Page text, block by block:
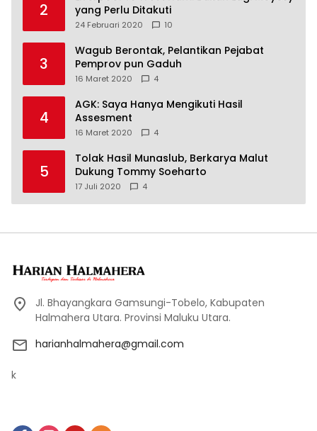
2
yang Perlu Ditakuti
24 Februari 2020 10
3
Wagub Berontak, Pelantikan Pejabat
Pemprov pun Gaduh
16 Maret 2020 4
4
AGK: Saya Hanya Mengikuti Hasil
Assesment
16 Maret 2020 4
5
Tolak Hasil Munaslub, Berkarya Malut
Dukung Tommy Soeharto
17 Juli 2020 4
Jl. Bhayangkara Gamsungi-Tobelo, Kabupaten
Halmahera Utara. Provinsi Maluku Utara.
harianhalmahera@gmail.com
k